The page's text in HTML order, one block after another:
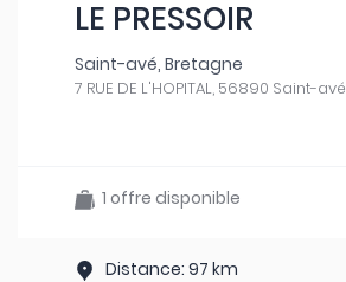
LE PRESSOIR
Saint-avé, Bretagne
7 RUE DE L'HOPITAL, 56890 Saint-avé
1 offre disponible
Distance: 97 km